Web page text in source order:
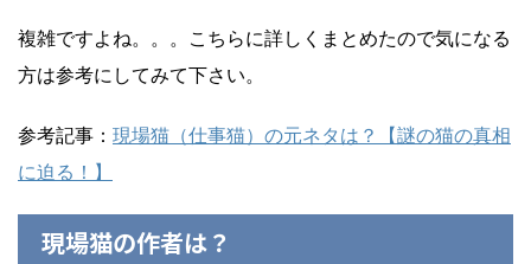
複雑ですよね。。。こちらに詳しくまとめたので気になる
方は参考にしてみて下さい。
参考記事： 現場猫（仕事猫）の元ネタは？【謎の猫の真相
に迫る！】
現場猫の作者は？